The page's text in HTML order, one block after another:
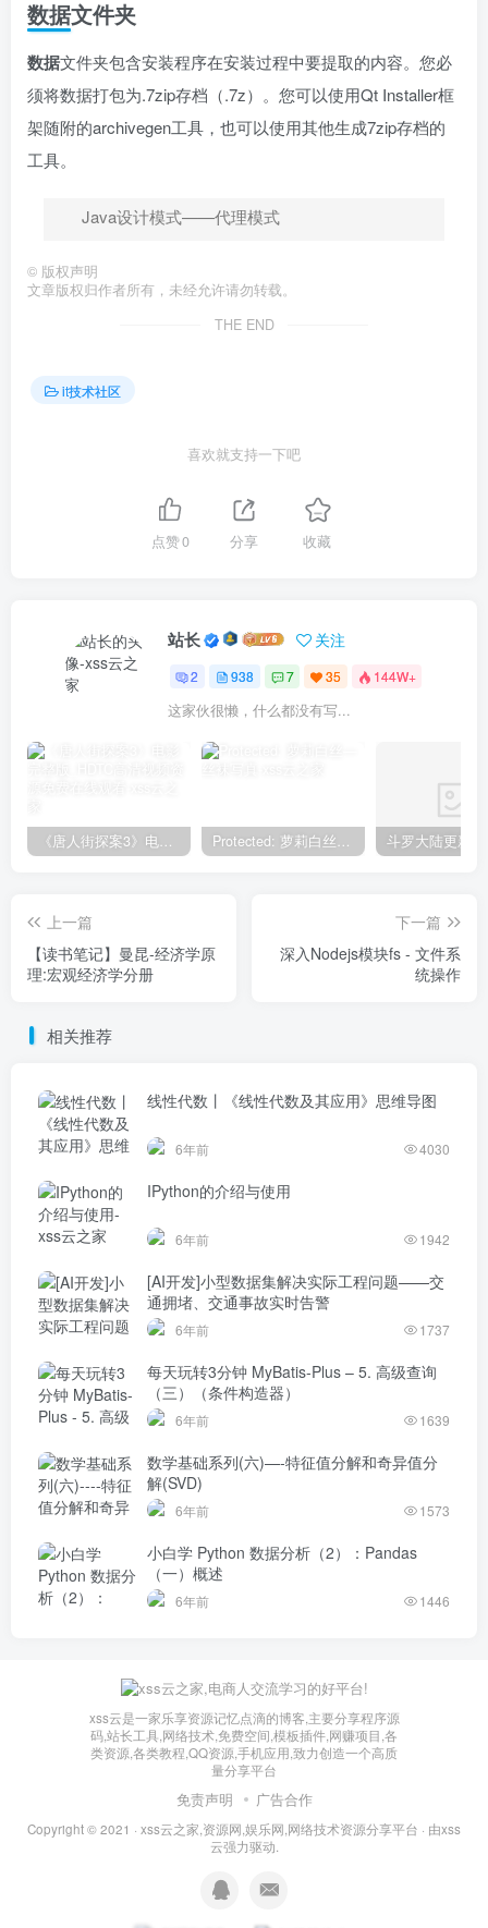
数据文件夹
数据文件夹包含安装程序在安装过程中要提取的内容。您必
须将数据打包为.7zip存档（.7z）。您可以使用Qt Installer框
架随附的archivegen工具，也可以使用其他生成7zip存档的
工具。
Java设计模式——代理模式
© 版权声明
文章版权归作者所有，未经允许请勿转载。
THE END
it技术社区
喜欢就支持一下吧
点赞0 分享 收藏
站长 关注
2 938 7 35 144W+
这家伙很懒，什么都没有写...
《唐人街探案3》电影完整版_HDTC高清视频资源免费在线观看 Protected: 萝莉白丝—丝袜写真
上一篇
【读书笔记】曼昆-经济学原
理:宏观经济学分册
下一篇
深入Nodejs模块fs - 文件系
统操作
相关推荐
线性代数丨《线性代数及其应用》思维导图
6年前 4030
IPython的介绍与使用
6年前 1942
[AI开发]小型数据集解决实际工程问题——交
通拥堵、交通事故实时告警
6年前 1737
每天玩转3分钟 MyBatis-Plus – 5. 高级查询
（三）（条件构造器）
6年前 1639
数学基础系列(六)—-特征值分解和奇异值分
解(SVD)
6年前 1573
小白学 Python 数据分析（2）：Pandas
（一）概述
6年前 1446
xss云是一家乐享资源记忆点滴的博客,主要分享程序源
码,站长工具,网络技术,免费空间,模板插件,网赚项目,各
类资源,各类教程,QQ资源,手机应用,致力创造一个高质
量分享平台
免责声明 广告合作
Copyright © 2021 · xss云之家,资源网,娱乐网,网络技术资源分享平台 · 由xss
云强力驱动.